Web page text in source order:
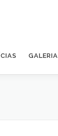
GALERIA